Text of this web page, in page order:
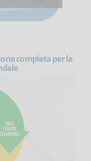
completa per la